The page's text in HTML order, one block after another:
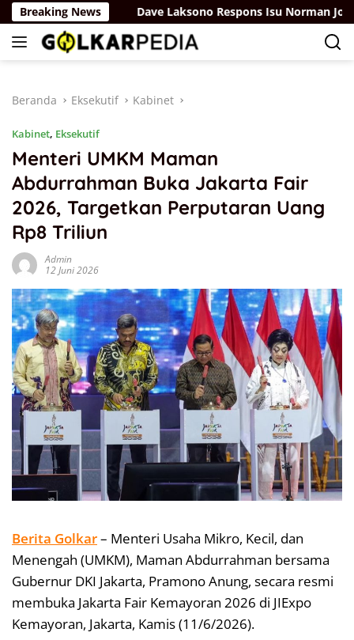
Langsung
ke
konten
Breaking NewsDave Laksono Respons Isu Norman Joesoef
Beranda Eksekutif Kabinet
Kabinet, Eksekutif
Menteri UMKM Maman
Abdurrahman Buka Jakarta Fair
2026, Targetkan Perputaran Uang
Rp8 Triliun
Admin
12 Juni 2026
Berita Golkar– Menteri Usaha Mikro, Kecil, dan
Menengah (UMKM), Maman Abdurrahman bersama
Gubernur DKI Jakarta, Pramono Anung, secara resmi
membuka Jakarta Fair Kemayoran 2026 di JIExpo
Kemayoran, Jakarta, Kamis (11/6/2026).